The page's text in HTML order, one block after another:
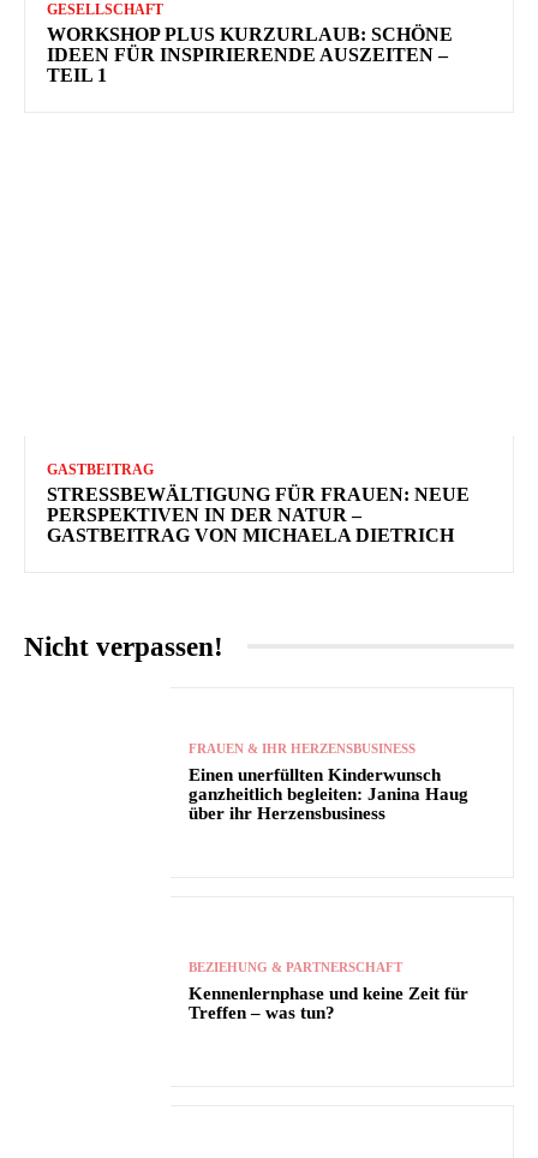
GESELLSCHAFT
WORKSHOP PLUS KURZURLAUB: SCHÖNE
IDEEN FÜR INSPIRIERENDE AUSZEITEN –
TEIL 1
GASTBEITRAG
STRESSBEWÄLTIGUNG FÜR FRAUEN: NEUE
PERSPEKTIVEN IN DER NATUR –
GASTBEITRAG VON MICHAELA DIETRICH
Nicht verpassen!
FRAUEN & IHR HERZENSBUSINESS
Einen unerfüllten Kinderwunsch
ganzheitlich begleiten: Janina Haug
über ihr Herzensbusiness
BEZIEHUNG & PARTNERSCHAFT
Kennenlernphase und keine Zeit für
Treffen – was tun?